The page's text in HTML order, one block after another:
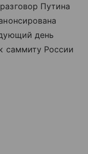
Путина
день
саммиту России